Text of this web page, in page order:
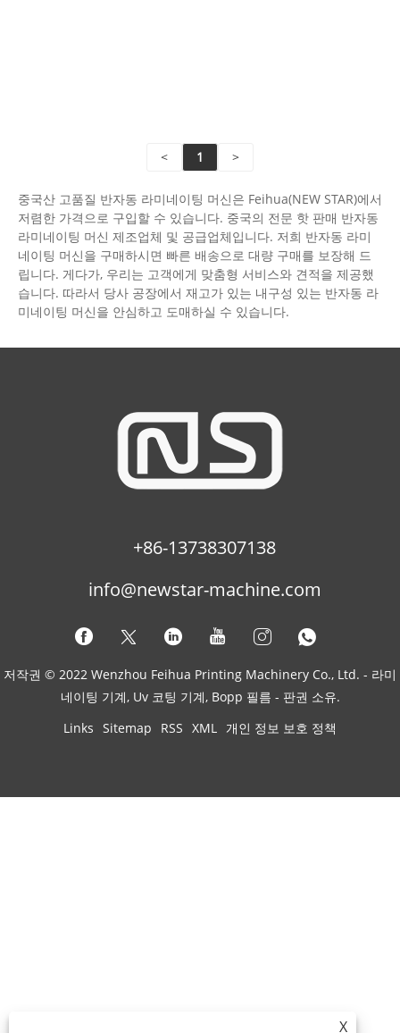
< 1 >
중국산 고품질 반자동 라미네이팅 머신은 Feihua(NEW STAR)에서
저렴한 가격으로 구입할 수 있습니다. 중국의 전문 핫 판매 반자동
라미네이팅 머신 제조업체 및 공급업체입니다. 저희 반자동 라미
네이팅 머신을 구매하시면 빠른 배송으로 대량 구매를 보장해 드
립니다. 게다가, 우리는 고객에게 맞춤형 서비스와 견적을 제공했
습니다. 따라서 당사 공장에서 재고가 있는 내구성 있는 반자동 라
미네이팅 머신을 안심하고 도매하실 수 있습니다.
+86-13738307138
info@newstar-machine.com
저작권 © 2022 Wenzhou Feihua Printing Machinery Co., Ltd. - 라미
네이팅 기계, Uv 코팅 기계, Bopp 필름 - 판권 소유.
Links Sitemap RSS XML 개인 정보 보호 정책
X